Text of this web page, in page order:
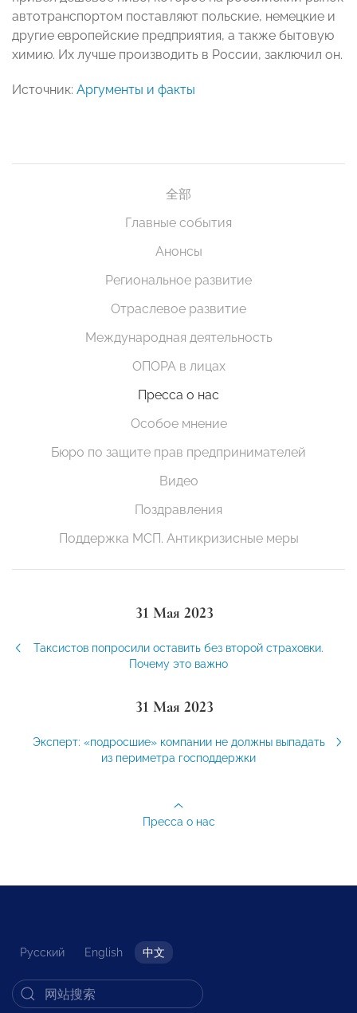
автотранспортом поставляют польские, немецкие и
другие европейские предприятия, а также бытовую
химию. Их лучше производить в России, заключил он.
Источник: Аргументы и факты
全部
Главные события
Анонсы
Региональное развитие
Отраслевое развитие
Международная деятельность
ОПОРА в лицах
Пресса о нас
Особое мнение
Бюро по защите прав предпринимателей
Видео
Поздравления
Поддержка МСП. Антикризисные меры
31 Мая 2023
Таксистов попросили оставить без второй страховки.
Почему это важно
31 Мая 2023
Эксперт: «подросшие» компании не должны выпадать
из периметра господдержки
Пресса о нас
Русский English 中文